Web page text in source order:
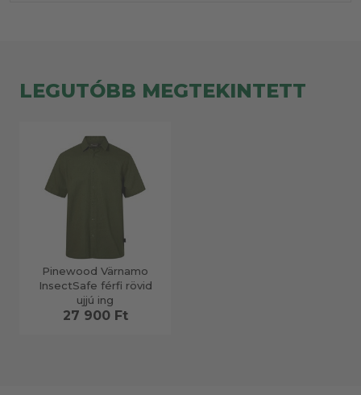
LEGUTÓBB MEGTEKINTETT
Pinewood Värnamo
InsectSafe férfi rövid
ujjú ing
27 900 Ft